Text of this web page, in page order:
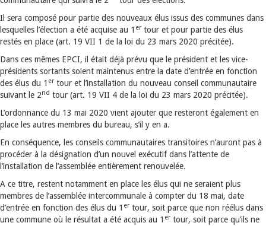
Il sera composé pour partie des nouveaux élus issus des communes dans
lesquelles l’élection a été acquise au 1 er tour et pour partie des élus
restés en place (art. 19 VII 1 de la loi du 23 mars 2020 précitée).
Dans ces mêmes EPCI, il était déjà prévu que le président et les vice-
présidents sortants soient maintenus entre la date d’entrée en fonction
des élus du 1 er tour et l’installation du nouveau conseil communautaire
suivant le 2nd tour (art. 19 VII 4 de la loi du 23 mars 2020 précitée).
L’ordonnance du 13 mai 2020 vient ajouter que resteront également en
place les autres membres du bureau, s’il y en a.
En conséquence, les conseils communautaires transitoires n’auront pas à
procéder à la désignation d’un nouvel exécutif dans l’attente de
l’installation de l’assemblée entièrement renouvelée.
A ce titre, restent notamment en place les élus qui ne seraient plus
membres de l’assemblée intercommunale à compter du 18 mai, date
d’entrée en fonction des élus du 1 er tour, soit parce que non réélus dans
une commune où le résultat a été acquis au 1 er tour, soit parce qu’ils ne